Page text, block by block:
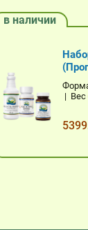
в наличии
| Вес